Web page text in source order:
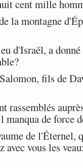
cent mille
la montagne
d'Israël, a
fils de
rassemblés
de force
de
vous les